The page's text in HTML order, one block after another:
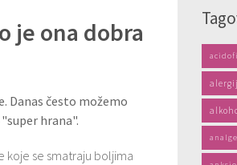
je ona dobra
Danas često možemo
hrana".
koje se smatraju boljima